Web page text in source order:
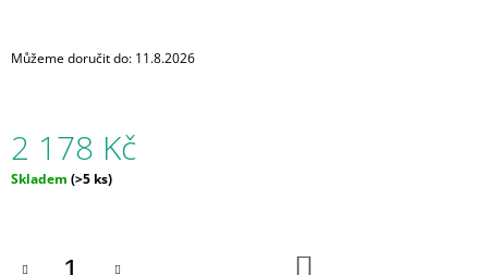
Můžeme doručit do: 11.8.2026
2 178 Kč
Měrná
Skladem (>5 ks)
E
M
STARÁ
PRAHA
2